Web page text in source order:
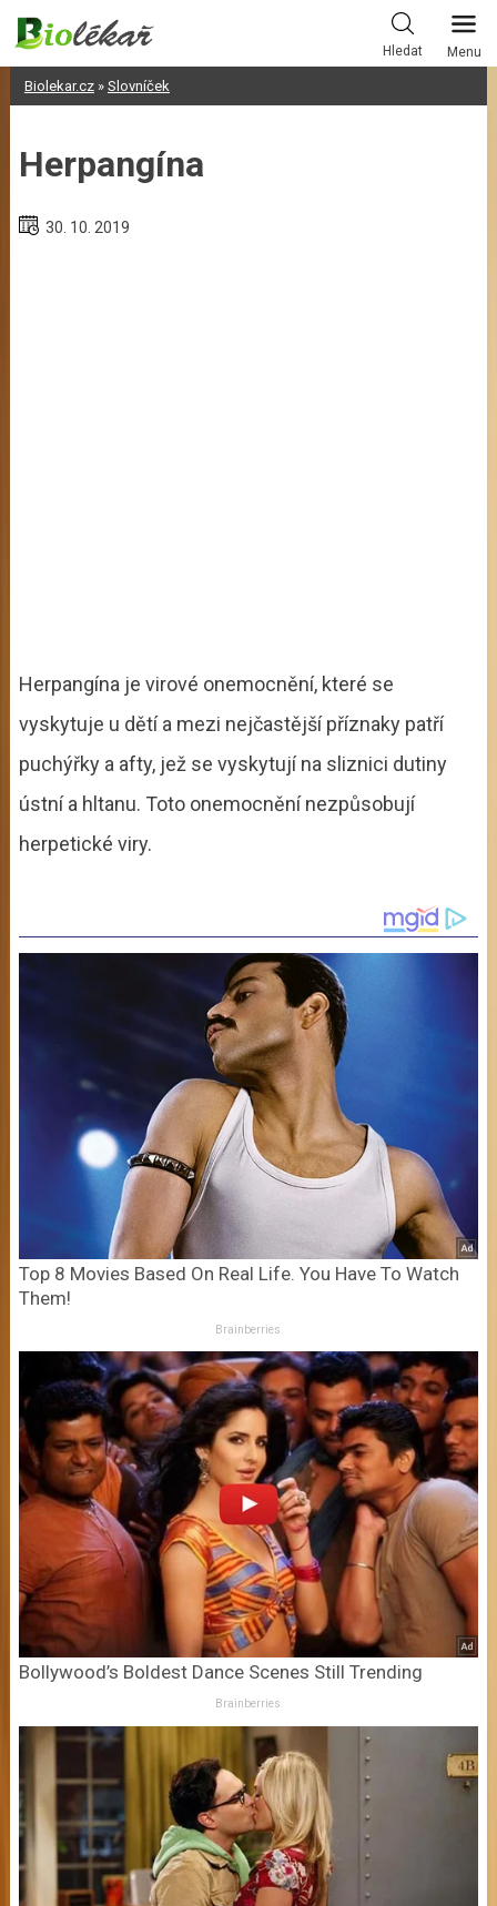
Skip
content
Hledat Menu
Biolekar.cz» Slovníček
Herpangína
30. 10. 2019
Herpangína je virové onemocnění, které se
vyskytuje u dětí a mezi nejčastější příznaky patří
puchýřky a afty, jež se vyskytují na sliznici dutiny
ústní a hltanu. Toto onemocnění nezpůsobují
herpetické viry.
Top 8 Movies Based On Real Life. You Have To Watch
Them!
Brainberries
Bollywood’s Boldest Dance Scenes Still Trending
Brainberries